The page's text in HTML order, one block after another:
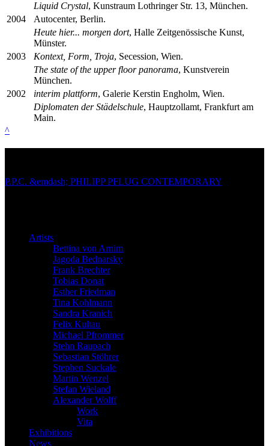
Liquid Crystal, Kunstraum Lothringer Str. 13, München.
2004
Autocenter, Berlin.
Heute hier... morgen dort, Halle Zeitgenössische Kunst,
Münster.
2003
Kontext, Form, Troja, Secession, Wien.
The state of the upper floor panorama, Kunstverein
München.
2002
interim plattform, Galerie Kerstin Engholm, Wien.
Diplomaten der Städelschule, Hauptzollamt, Frankfurt am
Main.
^
P.P.C. &emdash; PHILIPP PFLUG CONTEMPORARY
Artists
Bettina von Arnim
Jagoda Bednarsky
Frank Brechter
Tobias Donat
Esther Friedman
Tina Kohlmann
Sandra Kranich
Felix Kultau
Michael Pfrommer
Stehn Raupach
Sebastian Stöhrer
Stephen Suckale
Martin Wenzel
Stefan Wieland
Alexander Wolff
Work
Vita
Exhibitions
News